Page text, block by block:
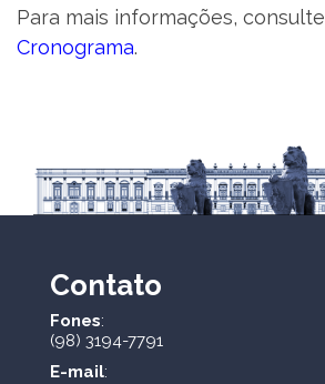
Para mais informações, consulte
Cronograma.
Contato
Fones:
(98) 3194-7791
E-mail: